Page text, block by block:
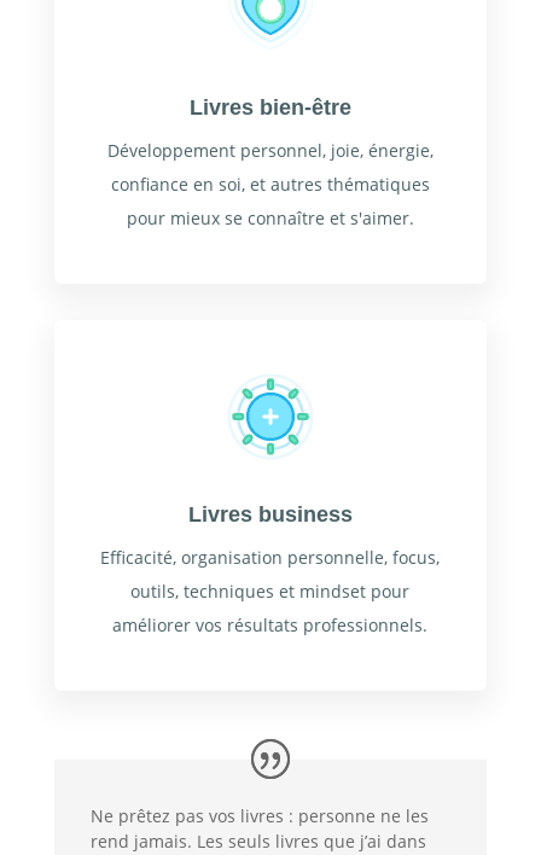
Livres bien-être
Développement personnel, joie, énergie,
confiance en soi, et autres thématiques
pour mieux se connaître et s'aimer.
Livres business
Efficacité, organisation personnelle, focus,
outils, techniques et mindset pour
améliorer vos résultats professionnels.
Ne prêtez pas vos livres : personne ne les
rend jamais. Les seuls livres que j’ai dans